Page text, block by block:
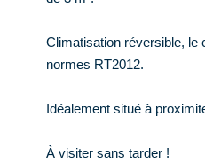
Climatisation réversible, le
normes RT2012.
Idéalement situé à
À visiter sans tarder !